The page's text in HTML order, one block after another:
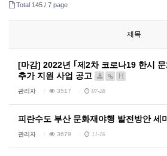
Total 145 / 7 page
제목
[마감] 2022년 ｢제2차 코로나19 한시
추가 지원 사업 공고
H
관리자 3517 07-28
피란수도 부산 문화재야행 발전방안 세
관리자 3679 11-16